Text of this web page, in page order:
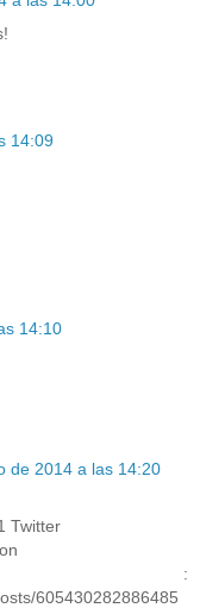
14:09
14:10
de 2014 a las 14:20
Twitter
:
605430282886485